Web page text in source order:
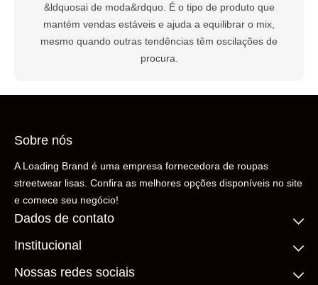
&ldquosai de moda&rdquo. É o tipo de produto que
mantém vendas estáveis e ajuda a equilibrar o mix,
mesmo quando outras tendências têm oscilações de
procura.
Sobre nós
A Loading Brand é uma empresa fornecedora de roupas
streetwear lisas. Confira as melhores opções disponíveis no site
e comece seu negócio!
Dados de contato
(11) 99306-5206
Fale conosco
Institucional
Quem somos
Nossas redes sociais